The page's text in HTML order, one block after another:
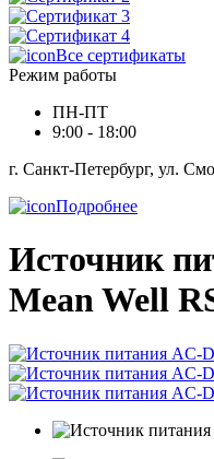
Все сертификаты
Режим работы
ПН-ПТ
9:00 - 18:00
г. Санкт-Петербург, ул.
Подробнее
Источник
Mean Well